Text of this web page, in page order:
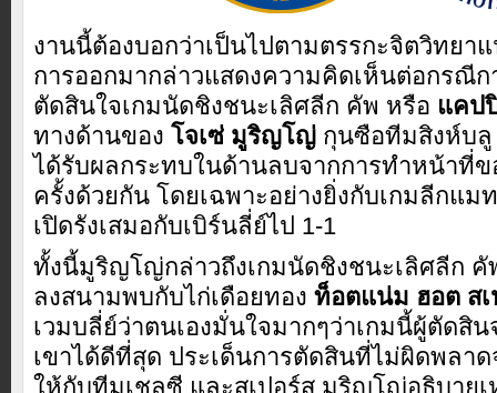
งานนี้ต้องบอกว่าเป็นไปตามตรรกะจิตวิทยา
การออกมากล่าวแสดงความคิดเห็นต่อกรณี
ตัดสินใจเกมนัดชิงชนะเลิศลีก คัพ หรือ แคป
ทางด้านของ โจเซ่ มูริญโญ่ กุนซือทีมสิงห์บ
ได้รับผลกระทบในด้านลบจากการทำหน้าที่
ครั้งด้วยกัน โดยเฉพาะอย่างยิ่งกับเกมลีกแ
เปิดรังเสมอกับเบิร์นลี่ย์ไป 1-1
ทั้งนี้มูริญโญ่กล่าวถึงเกมนัดชิงชนะเลิศลีก คั
ลงสนามพบกับไก่เดือยทอง ท็อตแน่ม ฮอต สเ
เวมบลี่ย์ว่าตนเองมั่นใจมากๆว่าเกมนี้ผู้ตัดสิ
เขาได้ดีที่สุด ประเด็นการตัดสินที่ไม่ผิดพลา
ให้กับทีมเชลซี และสเปอร์ส มูริญโญ่อธิบายเ